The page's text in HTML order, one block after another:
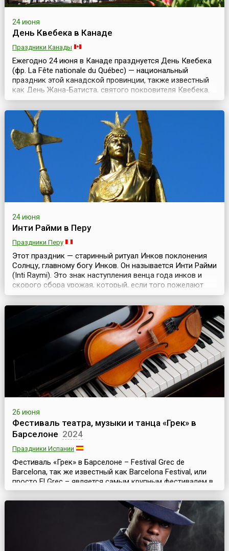
24 июня
День Квебека в Канаде
Праздники Канады
Ежегодно 24 июня в Канаде празднуется День Квебека
(фр. La Fête nationale du Québec) — национальный
праздник этой канадской провинции, также известный
как День Жана-Батиста, святого покровителя Квебека.
Причем он является праздничным днем не только для
квебекцев, но и для всей франкоязычной северной
Америки.Квебек — франкоязычная провинция Канады,
играющая огромную роль в развитии страны, подо...
24 июня
Инти Райми в Перу
Праздники Перу
Этот праздник — старинный ритуал Инков поклонения
Солнцу, главному богу Инков. Он называется Инти Райми
(Inti Raymi). Это знак наступления венца года инков и
скорого сбора урожая, который, если того пожелают
боги, окажется обильным. Праздник проводится в
течение зимнего солнцестояния и отмечает как Новый
год в Андах. Это возрожденный древний праздник. Но,
несмотря на древность, в наши дни инте...
26 июня
Фестиваль театра, музыки и танца «Грек» в
Барселоне 2024
Праздники Испании
Фестиваль «Грек» в Барселоне – Festival Grec de
Barcelona, так же известный как Barcelona Festival, или
просто El Grec – является самым крупным фестивалем в
Барселоне и одним из значительных культурных событий
Испании. Это традиционный праздник современного
искусства – знаменитый фестиваль театра, музыки и
танца. Он проходит ежегодно летом и длится месяц или
чуть более.История фестиваля берет ...